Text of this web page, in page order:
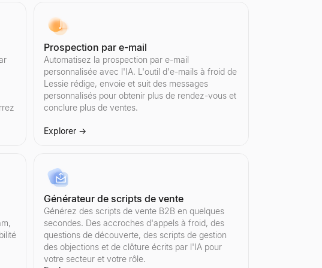
les commentaires, le nombre d'abonnés et les statistiques complètes du profil.
de l'audience et le nombre d'abonnés pour obtenir des estimations de
et métriques d'engagement. Outil gratuit de découverte de créateurs
vues, le nombre d'abonnés et les statistiques complètes du profil. Gratuit, sans
et métriques d'engagement. Outil gratuit de découverte de créateurs
et données démographiques de l'audience. Gratuit, sans inscription.
les likes, le nombre d'abonnés et les statistiques complètes de la chaîne.
et métriques d'engagement. Outil gratuit de découverte de créateurs
démographiques de l'audience. Gratuit, sans inscription.
les vues, les retweets et les métriques d'interaction gratuitement. Aucune
retweets, le nombre d'abonnés et les statistiques complètes du profil. Gratuit,
et métriques d'engagement. Outil gratuit de découverte de créateurs
et mobile, où se situe la coupure « …voir plus », et si votre accroche
soignées et à la première personne en quelques secondes. Prêt pour les
Prospection par e-mail
Automatisez la prospection par e-mail
personnalisée avec l'IA. L'outil d'e-mails à froid de
Lessie rédige, envoie et suit des messages
personnalisés pour obtenir plus de rendez-vous et
conclure plus de ventes.
Explorer →
Générateur de scripts de vente
Générez des scripts de vente B2B en quelques
secondes. Des accroches d'appels à froid, des
questions de découverte, des scripts de gestion
des objections et de clôture écrits par l'IA pour
votre secteur et votre rôle.